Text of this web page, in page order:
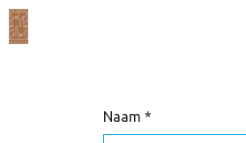
Naam *